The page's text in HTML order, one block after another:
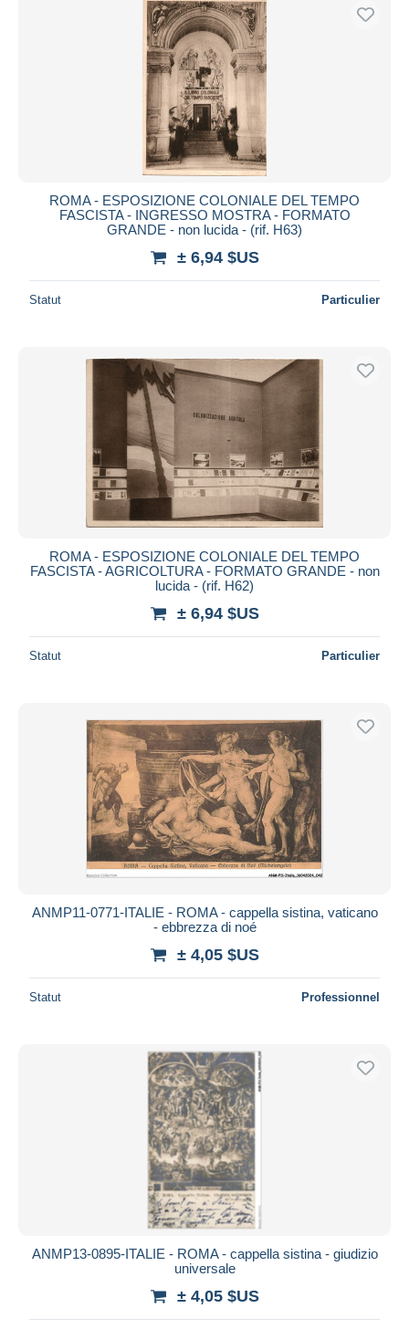
ROMA - ESPOSIZIONE COLONIALE DEL TEMPO
FASCISTA - INGRESSO MOSTRA - FORMATO
GRANDE - non lucida - (rif. H63)
± 6,94 $US
Statut Particulier
ROMA - ESPOSIZIONE COLONIALE DEL TEMPO
FASCISTA - AGRICOLTURA - FORMATO GRANDE - non
lucida - (rif. H62)
± 6,94 $US
Statut Particulier
ANMP11-0771-ITALIE - ROMA - cappella sistina, vaticano
- ebbrezza di noé
± 4,05 $US
Statut Professionnel
ANMP13-0895-ITALIE - ROMA - cappella sistina - giudizio
universale
± 4,05 $US